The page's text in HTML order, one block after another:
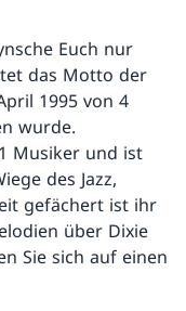
Euch nur
das Motto der
1995 von 4
wurde.
Musiker und ist
des Jazz,
gefächert ist ihr
über Dixie
Sie sich auf einen